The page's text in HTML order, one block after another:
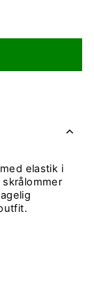
elastik i